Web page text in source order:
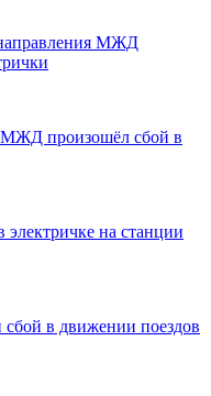
МЖД
МЖД произошёл сбой в
на станции
сбой в движении поездов